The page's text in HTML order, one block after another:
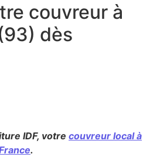
couvreur à
dès
IDF, votre couvreur local à
.